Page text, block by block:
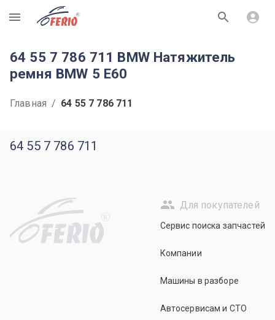
R
64 55 7 786 711 BMW Натяжитель
ремня BMW 5 E60
Главная / 64 55 7 786 711
64 55 7 786 711
R
Для покупателей
Сервис поиска запчастей
Компании
Машины в разборе
Автосервисам и СТО